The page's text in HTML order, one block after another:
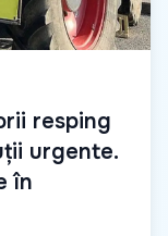
resping
urgente.
în